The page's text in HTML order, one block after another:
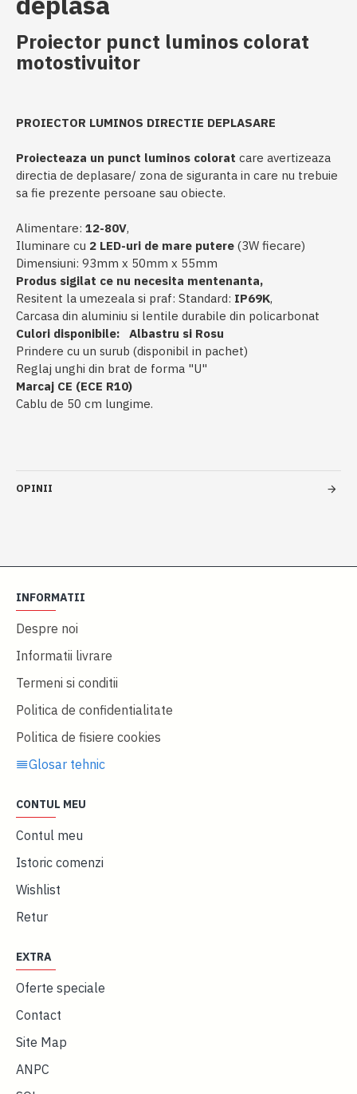
Proiector punct luminos colorat
motostivuitor
PROIECTOR LUMINOS DIRECTIE DEPLASARE
Proiecteaza un punct luminos colorat care avertizeaza
directia de deplasare/ zona de siguranta in care nu trebuie
sa fie prezente persoane sau obiecte.
Alimentare: 12-80V,
Iluminare cu 2 LED-uri de mare putere (3W fiecare)
Dimensiuni: 93mm x 50mm x 55mm
Produs sigilat ce nu necesita mentenanta,
Resitent la umezeala si praf: Standard: IP69K,
Carcasa din aluminiu si lentile durabile din policarbonat
Culori disponibile:
Albastru si Rosu
Prindere cu un surub (disponibil in pachet)
Reglaj unghi din brat de forma "U"
Marcaj CE (ECE R10)
Cablu de 50 cm lungime.
OPINII
INFORMATII
Despre noi
Informatii livrare
Termeni si conditii
Politica de confidentialitate
Politica de fisiere cookies
Glosar tehnic
CONTUL MEU
Contul meu
Istoric comenzi
Wishlist
Retur
EXTRA
Oferte speciale
Contact
Site Map
ANPC